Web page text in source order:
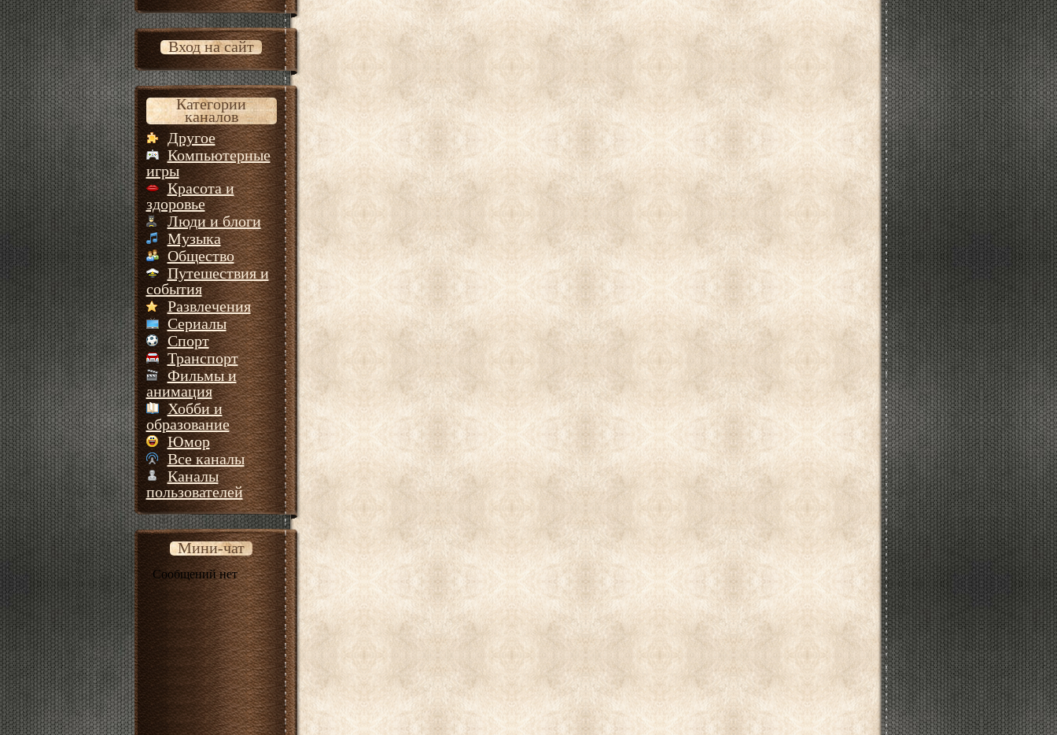
Вход на сайт
Категории
каналов
Другое
Компьютерные
игры
Красота и
здоровье
Люди и блоги
Музыка
Общество
Путешествия и
события
Развлечения
Сериалы
Спорт
Транспорт
Фильмы и
анимация
Хобби и
образование
Юмор
Все каналы
Каналы
пользователей
Мини-чат